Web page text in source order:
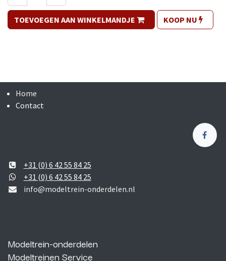
TOEVOEGEN AAN WINKELMANDJE KOOP NU
Home
Contact
+31 (0) 6 42 55 84 25
+31 (0) 6 42 55 84 25
info@modeltrein-onderdelen.nl
Modeltrein-onderdelen
Modeltreinen Service